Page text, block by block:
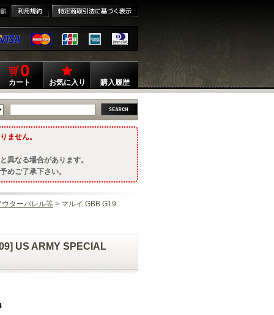
0
カート お気に入り 購入履歴
ません。
異なる場合があります。
めご了承下さい。
ターバレル等 > マルイ GBB G19
US ARMY SPECIAL